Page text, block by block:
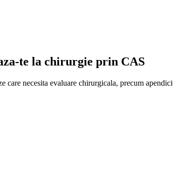
te la chirurgie prin CAS
care necesita evaluare chirurgicala, precum